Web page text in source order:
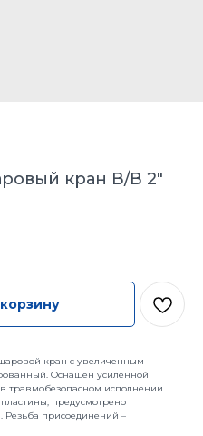
кран В/В 2"
кран с увеличенным
Оснащен усиленной
травмобезопасном исполнении
предусмотрено
Резьба присоединений –